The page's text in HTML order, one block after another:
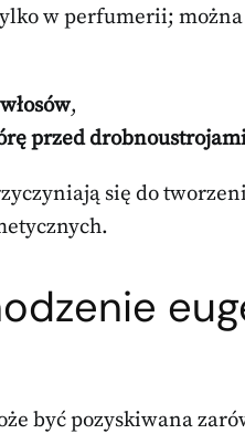
w perfumerii;
,
przed
się do
być pozyskiwana